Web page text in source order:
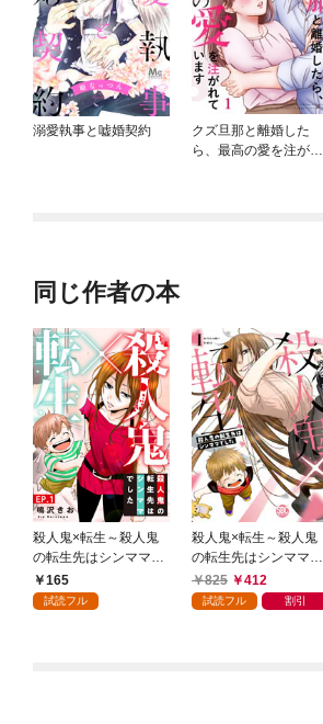
溺愛執事と嘘婚契約
クズ旦那と離婚した
ら、最高の愛を注がれ
同じ作者の本
殺人鬼×転生～殺人鬼
の転生先はシンママで
した～1
165
試読フル
殺人鬼×転生～殺人鬼
の転生先はシンママで
した～【単行本版】1
825 412
試読フル 割引